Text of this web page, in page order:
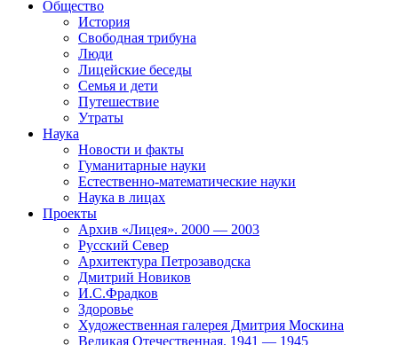
Общество
История
Свободная трибуна
Люди
Лицейские беседы
Семья и дети
Путешествие
Утраты
Наука
Новости и факты
Гуманитарные науки
Естественно-математические науки
Наука в лицах
Проекты
Архив «Лицея». 2000 — 2003
Русский Север
Архитектура Петрозаводска
Дмитрий Новиков
И.С.Фрадков
Здоровье
Художественная галерея Дмитрия Москина
Великая Отечественная. 1941 — 1945